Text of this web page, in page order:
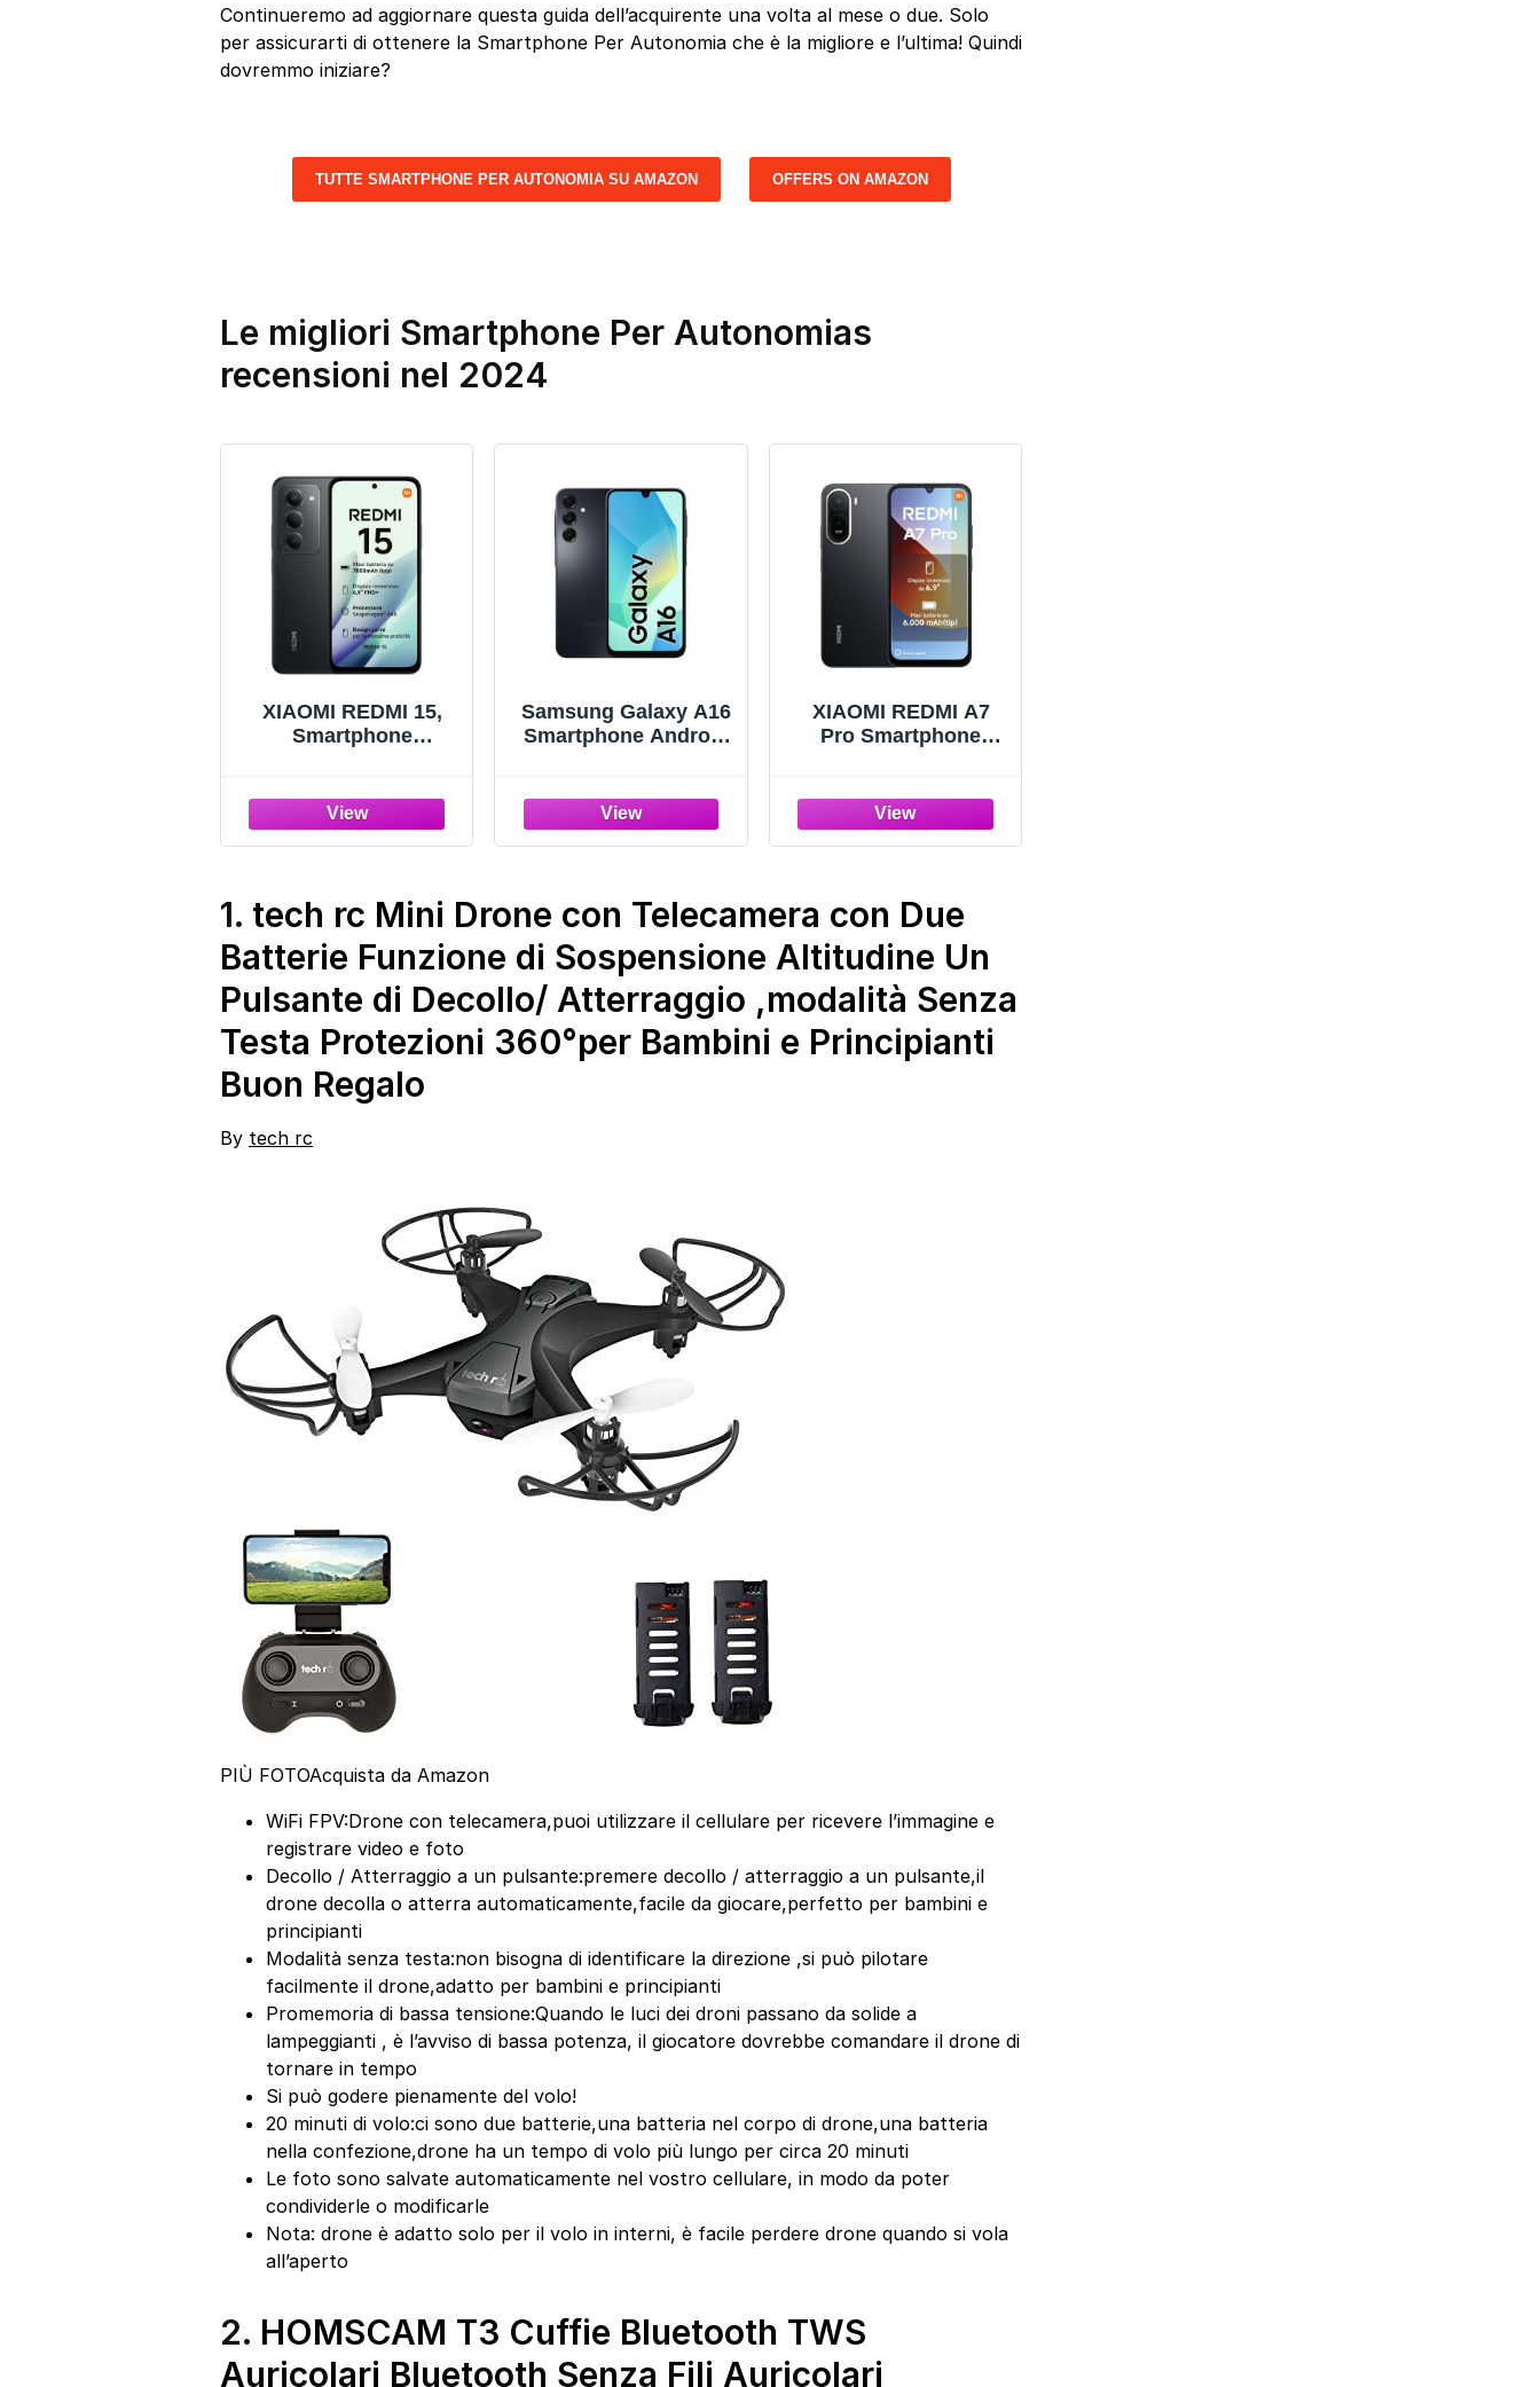
Continueremo ad aggiornare questa guida dell’acquirente una volta al mese o due. Solo
per assicurarti di ottenere la Smartphone Per Autonomia che è la migliore e l’ultima! Quindi
dovremmo iniziare?
TUTTE SMARTPHONE PER AUTONOMIA SU AMAZON OFFERS ON AMAZON
Le migliori Smartphone Per Autonomias
recensioni nel 2024
XIAOMI REDMI 15,
Smartphone
7000mAh
Samsung Galaxy A16
Smartphone Android
4GB RAM, 128GB,
Batteria 5.000 mAh,
fino a 1.5TB, Black
[Versione Italiana]
XIAOMI REDMI A7
Pro Smartphone
immersivo 6,9"
1. tech rc Mini Drone con Telecamera con Due
Batterie Funzione di Sospensione Altitudine Un
Pulsante di Decollo/ Atterraggio ,modalità Senza
Testa Protezioni 360°per Bambini e Principianti
Buon Regalo
By tech rc
PIÙ FOTOAcquista da Amazon
WiFi FPV:Drone con telecamera,puoi utilizzare il cellulare per ricevere l’immagine e
registrare video e foto
Decollo / Atterraggio a un pulsante:premere decollo / atterraggio a un pulsante,il
drone decolla o atterra automaticamente,facile da giocare,perfetto per bambini e
principianti
Modalità senza testa:non bisogna di identificare la direzione ,si può pilotare
facilmente il drone,adatto per bambini e principianti
Promemoria di bassa tensione:Quando le luci dei droni passano da solide a
lampeggianti , è l’avviso di bassa potenza, il giocatore dovrebbe comandare il drone di
tornare in tempo
Si può godere pienamente del volo!
20 minuti di volo:ci sono due batterie,una batteria nel corpo di drone,una batteria
nella confezione,drone ha un tempo di volo più lungo per circa 20 minuti
Le foto sono salvate automaticamente nel vostro cellulare, in modo da poter
condividerle o modificarle
Nota: drone è adatto solo per il volo in interni, è facile perdere drone quando si vola
all’aperto
2. HOMSCAM T3 Cuffie Bluetooth TWS
Auricolari Bluetooth Senza Fili Auricolari